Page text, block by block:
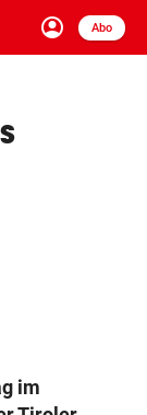
account_circle
Anmelden
Abo
Schließen
im